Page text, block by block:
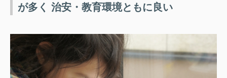
が多く 治安・教育環境ともに良い